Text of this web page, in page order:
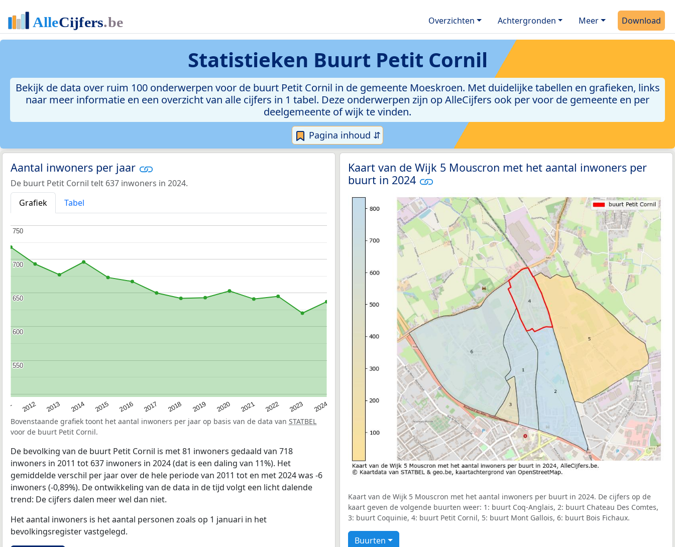
Overzichten Achtergronden Meer Download
Statistieken Buurt Petit Cornil
Bekijk de data over ruim 100 onderwerpen voor de buurt Petit Cornil in de gemeente Moeskroen. Met duidelijke tabellen en grafieken, links
naar meer informatie en een overzicht van alle cijfers in 1 tabel. Deze onderwerpen zijn op AlleCijfers ook per voor de gemeente en per
deelgemeente of wijk te vinden.
Pagina inhoud ⇵
Aantal inwoners per jaar
De buurt Petit Cornil telt 637 inwoners in 2024.
Grafiek
Tabel
2012 2013 2014 2015 2016 2017 2018 2019 2020 2021 2022 2023 2024
550
550
600
600
650
650
700
700
750
750
Bovenstaande grafiek toont het aantal inwoners per jaar op basis van de data van STATBEL
voor de buurt Petit Cornil.
De bevolking van de buurt Petit Cornil is met 81 inwoners gedaald van 718
inwoners in 2011 tot 637 inwoners in 2024 (dat is een daling van 11%). Het
gemiddelde verschil per jaar over de hele periode van 2011 tot en met 2024 was -6
inwoners (-0,89%). De ontwikkeling van de data in de tijd volgt een licht dalende
trend: De cijfers dalen meer wel dan niet.
Het aantal inwoners is het aantal personen zoals op 1 januari in het
bevolkingsregister vastgelegd.
Kaart van de Wijk 5 Mouscron met het aantal inwoners per
buurt in 2024
Kaart van de Wijk 5 Mouscron met het aantal inwoners per buurt in 2024. De cijfers op de
kaart geven de volgende buurten weer: 1: buurt Coq-Anglais, 2: buurt Chateau Des Comtes,
3: buurt Coquinie, 4: buurt Petit Cornil, 5: buurt Mont Gallois, 6: buurt Bois Fichaux.
Buurten